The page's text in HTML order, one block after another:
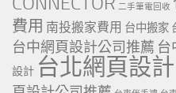
二手筆電回收
費用 南投搬家費用 台中搬家
台中網頁設計公司推薦 台
設計 台北網頁設計